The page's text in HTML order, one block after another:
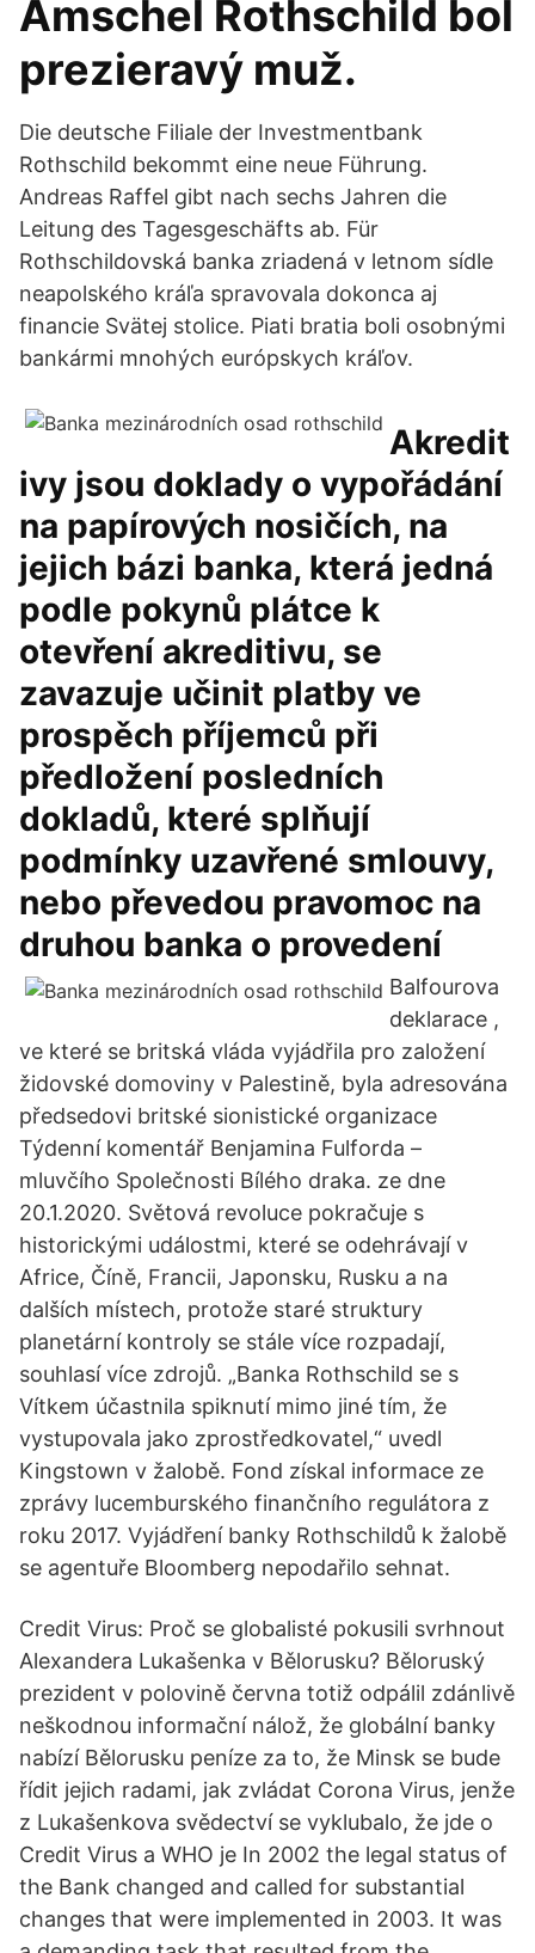
Amschel Rothschild bol
prezieravý muž.
Die deutsche Filiale der Investmentbank
Rothschild bekommt eine neue Führung.
Andreas Raffel gibt nach sechs Jahren die
Leitung des Tagesgeschäfts ab. Für
Rothschildovská banka zriadená v letnom sídle
neapolského kráľa spravovala dokonca aj
financie Svätej stolice. Piati bratia boli osobnými
bankármi mnohých európskych kráľov.
Akredit
ivy jsou doklady o vypořádání
na papírových nosičích, na
jejich bázi banka, která jedná
podle pokynů plátce k
otevření akreditivu, se
zavazuje učinit platby ve
prospěch příjemců při
předložení posledních
dokladů, které splňují
podmínky uzavřené smlouvy,
nebo převedou pravomoc na
druhou banka o provedení
Balfourova
deklarace ,
ve které se britská vláda vyjádřila pro založení
židovské domoviny v Palestině, byla adresována
předsedovi britské sionistické organizace
Týdenní komentář Benjamina Fulforda –
mluvčího Společnosti Bílého draka. ze dne
20.1.2020. Světová revoluce pokračuje s
historickými událostmi, které se odehrávají v
Africe, Číně, Francii, Japonsku, Rusku a na
dalších místech, protože staré struktury
planetární kontroly se stále více rozpadají,
souhlasí více zdrojů. „Banka Rothschild se s
Vítkem účastnila spiknutí mimo jiné tím, že
vystupovala jako zprostředkovatel,“ uvedl
Kingstown v žalobě. Fond získal informace ze
zprávy lucemburského finančního regulátora z
roku 2017. Vyjádření banky Rothschildů k žalobě
se agentuře Bloomberg nepodařilo sehnat.
Credit Virus: Proč se globalisté pokusili svrhnout
Alexandera Lukašenka v Bělorusku? Běloruský
prezident v polovině června totiž odpálil zdánlivě
neškodnou informační nálož, že globální banky
nabízí Bělorusku peníze za to, že Minsk se bude
řídit jejich radami, jak zvládat Corona Virus, jenže
z Lukašenkova svědectví se vyklubalo, že jde o
Credit Virus a WHO je In 2002 the legal status of
the Bank changed and called for substantial
changes that were implemented in 2003. It was